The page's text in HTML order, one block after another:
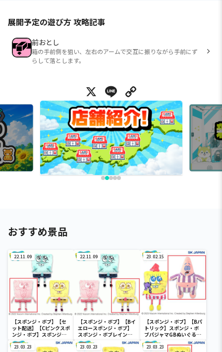
展開予定の遊び方 攻略記事
前おとし
箱の手前側を狙い、左右のアームで交互に振りながら手前にず
らして落とします。
X Line
おすすめ景品
22.11.09
【スポンジ・ボブ】【セ
ット配送】【Cピンクスポ
ンジ・ボブ】スポンジ・
ボブレインボーGBぬいぐ
るみ
22.11.09
【スポンジ・ボブ】【Bイ
エロースポンジ・ボブ】
スポンジ・ボブレインボ
ーGBぬいぐるみ
23.02.15
【スポンジ・ボブ】【Bパ
トリック】スポンジ・ボ
ブパジャマGBぬいぐるみ
2
23.03.23 23.03.23 23.03.23